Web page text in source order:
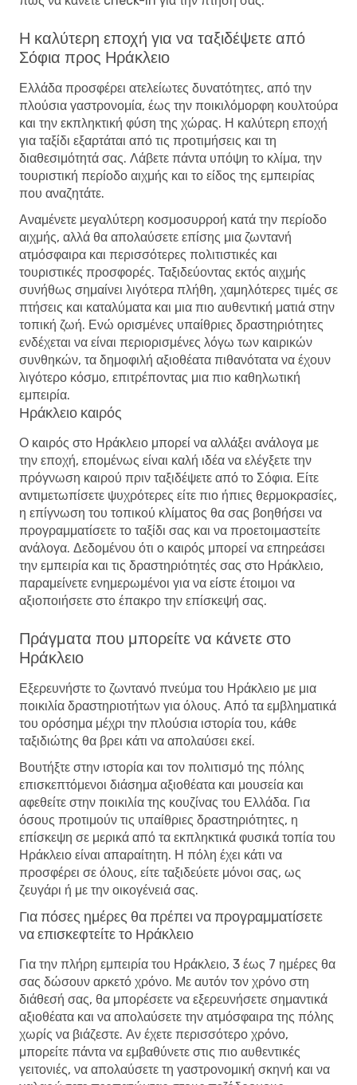
Η καλύτερη εποχή για να ταξιδέψετε από
Σόφια προς Ηράκλειο
Ελλάδα προσφέρει ατελείωτες δυνατότητες, από την
πλούσια γαστρονομία, έως την ποικιλόμορφη κουλτούρα
και την εκπληκτική φύση της χώρας. Η καλύτερη εποχή
για ταξίδι εξαρτάται από τις προτιμήσεις και τη
διαθεσιμότητά σας. Λάβετε πάντα υπόψη το κλίμα, την
τουριστική περίοδο αιχμής και το είδος της εμπειρίας
που αναζητάτε.
Αναμένετε μεγαλύτερη κοσμοσυρροή κατά την περίοδο
αιχμής, αλλά θα απολαύσετε επίσης μια ζωντανή
ατμόσφαιρα και περισσότερες πολιτιστικές και
τουριστικές προσφορές. Ταξιδεύοντας εκτός αιχμής
συνήθως σημαίνει λιγότερα πλήθη, χαμηλότερες τιμές σε
πτήσεις και καταλύματα και μια πιο αυθεντική ματιά στην
τοπική ζωή. Ενώ ορισμένες υπαίθριες δραστηριότητες
ενδέχεται να είναι περιορισμένες λόγω των καιρικών
συνθηκών, τα δημοφιλή αξιοθέατα πιθανότατα να έχουν
λιγότερο κόσμο, επιτρέποντας μια πιο καθηλωτική
εμπειρία.
Ηράκλειο καιρός
Ο καιρός στο Ηράκλειο μπορεί να αλλάξει ανάλογα με
την εποχή, επομένως είναι καλή ιδέα να ελέγξετε την
πρόγνωση καιρού πριν ταξιδέψετε από το Σόφια. Είτε
αντιμετωπίσετε ψυχρότερες είτε πιο ήπιες θερμοκρασίες,
η επίγνωση του τοπικού κλίματος θα σας βοηθήσει να
προγραμματίσετε το ταξίδι σας και να προετοιμαστείτε
ανάλογα. Δεδομένου ότι ο καιρός μπορεί να επηρεάσει
την εμπειρία και τις δραστηριότητές σας στο Ηράκλειο,
παραμείνετε ενημερωμένοι για να είστε έτοιμοι να
αξιοποιήσετε στο έπακρο την επίσκεψή σας.
Πράγματα που μπορείτε να κάνετε στο
Ηράκλειο
Εξερευνήστε το ζωντανό πνεύμα του Ηράκλειο με μια
ποικιλία δραστηριοτήτων για όλους. Από τα εμβληματικά
του ορόσημα μέχρι την πλούσια ιστορία του, κάθε
ταξιδιώτης θα βρει κάτι να απολαύσει εκεί.
Βουτήξτε στην ιστορία και τον πολιτισμό της πόλης
επισκεπτόμενοι διάσημα αξιοθέατα και μουσεία και
αφεθείτε στην ποικιλία της κουζίνας του Ελλάδα. Για
όσους προτιμούν τις υπαίθριες δραστηριότητες, η
επίσκεψη σε μερικά από τα εκπληκτικά φυσικά τοπία του
Ηράκλειο είναι απαραίτητη. Η πόλη έχει κάτι να
προσφέρει σε όλους, είτε ταξιδεύετε μόνοι σας, ως
ζευγάρι ή με την οικογένειά σας.
Για πόσες ημέρες θα πρέπει να προγραμματίσετε
να επισκεφτείτε το Ηράκλειο
Για την πλήρη εμπειρία του Ηράκλειο, 3 έως 7 ημέρες θα
σας δώσουν αρκετό χρόνο. Με αυτόν τον χρόνο στη
διάθεσή σας, θα μπορέσετε να εξερευνήσετε σημαντικά
αξιοθέατα και να απολαύσετε την ατμόσφαιρα της πόλης
χωρίς να βιάζεστε. Αν έχετε περισσότερο χρόνο,
μπορείτε πάντα να εμβαθύνετε στις πιο αυθεντικές
γειτονιές, να απολαύσετε τη γαστρονομική σκηνή και να